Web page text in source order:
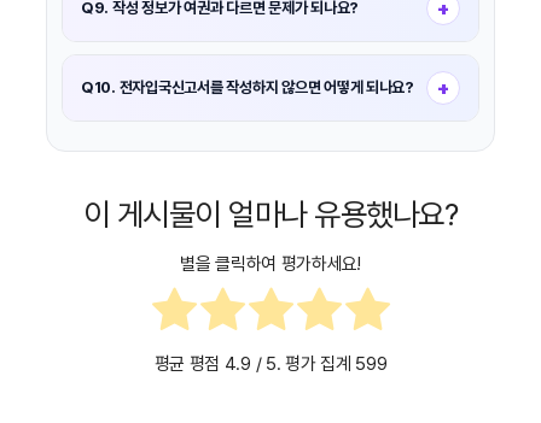
Q9. 작성 정보가 여권과 다르면 문제가 되나요? +
요청을 받을 수 있습니다.
Q10. 전자입국신고서를 작성하지 않으면 어떻게 되나요? +
이 게시물이 얼마나 유용했나요?
별을 클릭하여 평가하세요!
평균 평점 4.9 / 5. 평가 집계 599